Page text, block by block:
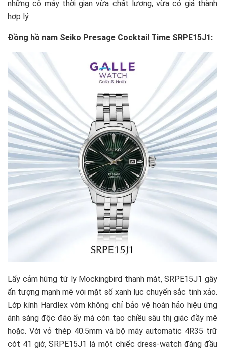
những cỗ máy thời gian vừa chất lượng, vừa có giá thành
hợp lý.
Đồng hồ nam Seiko Presage Cocktail Time SRPE15J1:
Lấy cảm hứng từ ly Mockingbird thanh mát, SRPE15J1 gây
ấn tượng mạnh mẽ với mặt số xanh lục chuyển sắc tinh xảo.
Lớp kính Hardlex vòm không chỉ bảo vệ hoàn hảo hiệu ứng
ánh sáng độc đáo ấy mà còn tạo chiều sâu thị giác đầy mê
hoặc. Với vỏ thép 40.5mm và bộ máy automatic 4R35 trữ
cót 41 giờ, SRPE15J1 là một chiếc dress-watch đáng đầu